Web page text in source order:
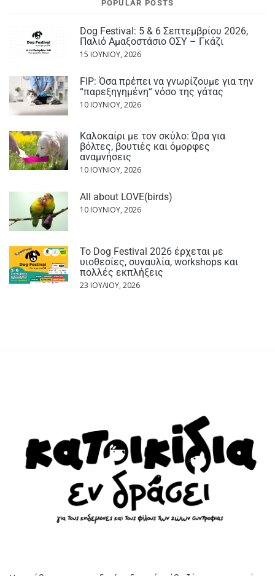
POPULAR POSTS
Dog Festival: 5 & 6 Σεπτεμβρίου 2026,
Παλιό Αμαξοστάσιο ΟΣΥ – Γκάζι
15 ΙΟΥΝΊΟΥ, 2026
FIP: Όσα πρέπει να γνωρίζουμε για την
“παρεξηγημένη“ νόσο της γάτας
10 ΙΟΥΝΊΟΥ, 2026
Καλοκαίρι με τον σκύλο: Ώρα για
βόλτες, βουτιές και όμορφες
αναμνήσεις
10 ΙΟΥΝΊΟΥ, 2026
All about LOVE(birds)
10 ΙΟΥΝΊΟΥ, 2026
Το Dog Festival 2026 έρχεται με
υιοθεσίες, συναυλία, workshops και
πολλές εκπλήξεις
23 ΙΟΥΛΊΟΥ, 2026